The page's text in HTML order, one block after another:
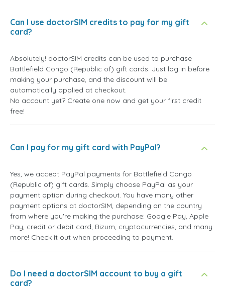
Can I use doctorSIM credits to pay for my gift
card?
Absolutely! doctorSIM credits can be used to purchase
Battlefield Congo (Republic of) gift cards. Just log in before
making your purchase, and the discount will be
automatically applied at checkout.
No account yet? Create one now and get your first credit
free!
Can I pay for my gift card with PayPal?
Yes, we accept PayPal payments for Battlefield Congo
(Republic of) gift cards. Simply choose PayPal as your
payment option during checkout. You have many other
payment options at doctorSIM, depending on the country
from where you're making the purchase: Google Pay, Apple
Pay, credit or debit card, Bizum, cryptocurrencies, and many
more! Check it out when proceeding to payment.
Do I need a doctorSIM account to buy a gift
card?